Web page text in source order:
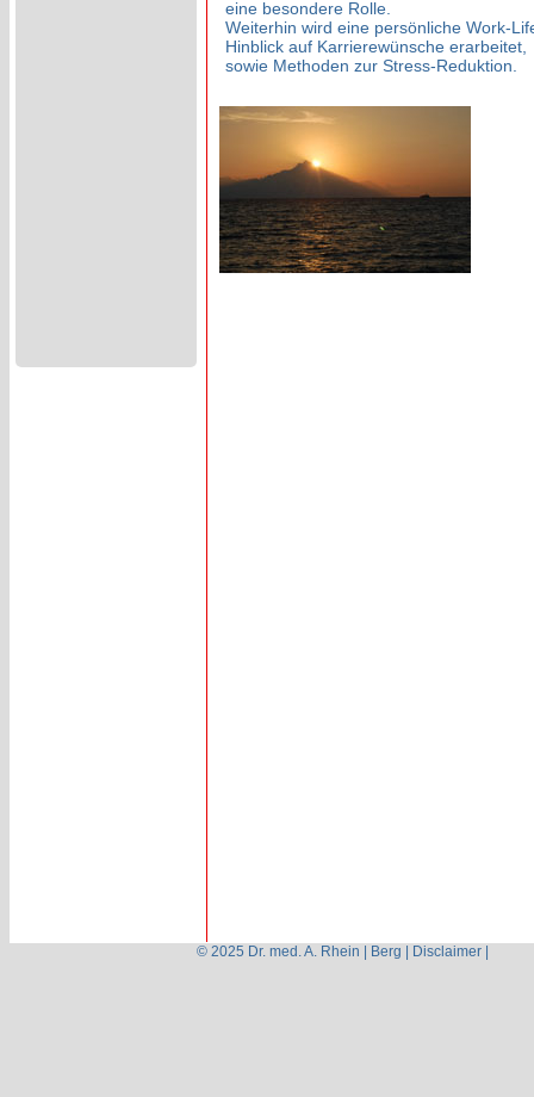
eine besondere Rolle.
Weiterhin wird eine persönliche Work-
Hinblick auf Karrierewünsche erarbeitet,
sowie Methoden zur Stress-Reduktion.
© 2025 Dr. med. A. Rhein | Berg | Disclaimer|